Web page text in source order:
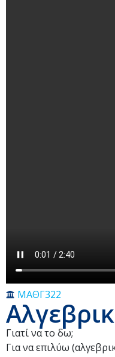
ΜΑΘΓ322
Γιατί να το δω;
Για να επιλύω